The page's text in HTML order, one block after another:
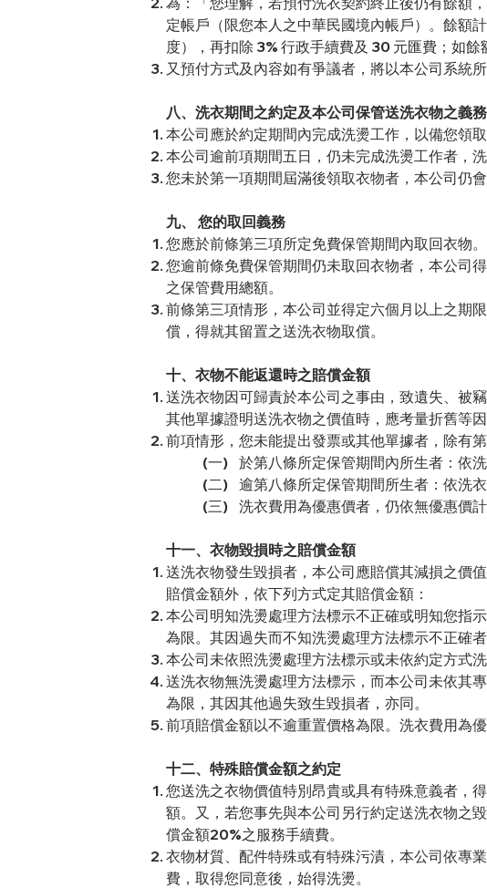
定帳戶（限您本人之中華民國境內帳戶）。餘額
度），再扣除 3% 行政手續費及 30 元匯費；如餘
又預付方式及內容如有爭議者，將以本公司系統所
八、洗衣期間之約定及本公司保管送洗衣物之義務
本公司應於約定期間內完成洗燙工作，以備您領
本公司逾前項期間五日，仍未完成洗燙工作者，
您未於第一項期間屆滿後領取衣物者，本公司仍
九、 您的取回義務
您應於前條第三項所定免費保管期間內取回衣物。
您逾前條免費保管期間仍未取回衣物者，本公司
之保管費用總額。
前條第三項情形，本公司並得定六個月以上之期
償，得就其留置之送洗衣物取償。
十、衣物不能返還時之賠償金額
送洗衣物因可歸責於本公司之事由，致遺失、被
其他單據證明送洗衣物之價值時，應考量折舊等
前項情形，您未能提出發票或其他單據者，除有
(一) 於第八條所定保管期間內所生者：依
(二) 逾第八條所定保管期間所生者：依洗
(三) 洗衣費用為優惠價者，仍依無優惠價計
十一、衣物毀損時之賠償金額
送洗衣物發生毀損者，本公司應賠償其減損之價
賠償金額外，依下列方式定其賠償金額：
本公司明知洗燙處理方法標示不正確或明知您指
為限。其因過失而不知洗燙處理方法標示不正確
本公司未依照洗燙處理方法標示或未依約定方式
送洗衣物無洗燙處理方法標示，而本公司未依其
為限，其因其他過失致生毀損者，亦同。
前項賠償金額以不逾重置價格為限。洗衣費用為
十二、特殊賠償金額之約定
您送洗之衣物價值特別昂貴或具有特殊意義者，
額。又，若您事先與本公司另行約定送洗衣物之
償金額20%之服務手續費。
衣物材質、配件特殊或有特殊污漬，本公司依專
費，取得您同意後，始得洗燙。